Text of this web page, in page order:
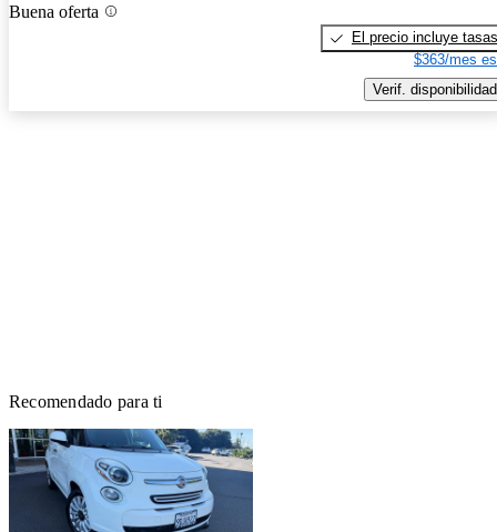
Buena oferta
El precio incluye tasas
$363/mes
Verif. disponibilidad
Recomendado para ti